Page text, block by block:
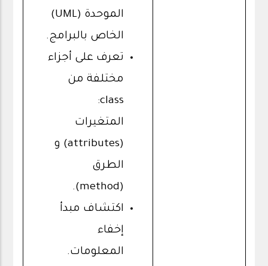
الموحدة (UML)
الخاص بالبرامج.
تعرف على أجزاء
مختلفة من
class:
المتغيرات
(attributes) و
الطرق
(method).
اكتشاف مبدأ
إخفاء
المعلومات.